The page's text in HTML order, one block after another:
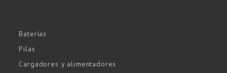
Baterías
Pilas
Cargadores y alimentadores